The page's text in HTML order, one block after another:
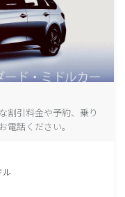
割引料金や予約、乗り
話ください。
ル